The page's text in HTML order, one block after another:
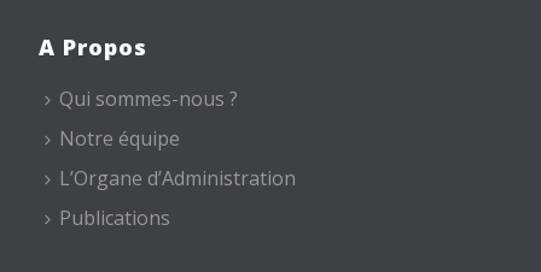
A Propos
Qui sommes-nous ?
Notre équipe
L’Organe d’Administration
Publications